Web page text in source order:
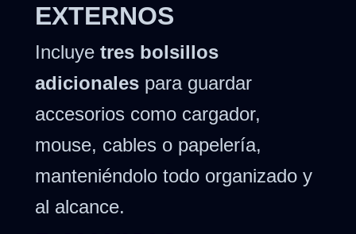
EXTERNOS
Incluye tres bolsillos
adicionales para guardar
accesorios como cargador,
mouse, cables o papelería,
manteniéndolo todo organizado y
al alcance.